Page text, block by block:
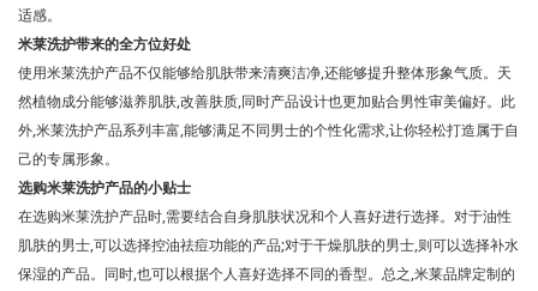
适感。
米莱洗护带来的全方位好处
使用米莱洗护产品不仅能够给肌肤带来清爽洁净,还能够提升整体形象气质。天
然植物成分能够滋养肌肤,改善肤质,同时产品设计也更加贴合男性审美偏好。此
外,米莱洗护产品系列丰富,能够满足不同男士的个性化需求,让你轻松打造属于自
己的专属形象。
选购米莱洗护产品的小贴士
在选购米莱洗护产品时,需要结合自身肌肤状况和个人喜好进行选择。对于油性
肌肤的男士,可以选择控油祛痘功能的产品;对于干燥肌肤的男士,则可以选择补水
保湿的产品。同时,也可以根据个人喜好选择不同的香型。总之,米莱品牌定制的